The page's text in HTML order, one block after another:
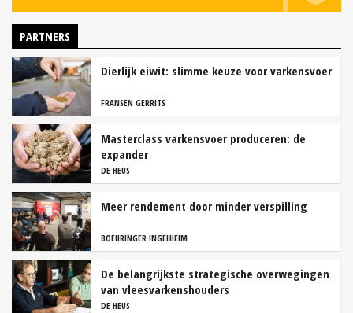
PARTNERS
Dierlijk eiwit: slimme keuze voor varkensvoer
FRANSEN GERRITS
Masterclass varkensvoer produceren: de
expander
DE HEUS
Meer rendement door minder verspilling
BOEHRINGER INGELHEIM
De belangrijkste strategische overwegingen
van vleesvarkenshouders
DE HEUS